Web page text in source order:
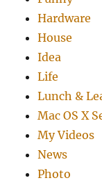
Hardware
House
Idea
Life
Lunch &
Mac OS X
My Videos
News
Photo